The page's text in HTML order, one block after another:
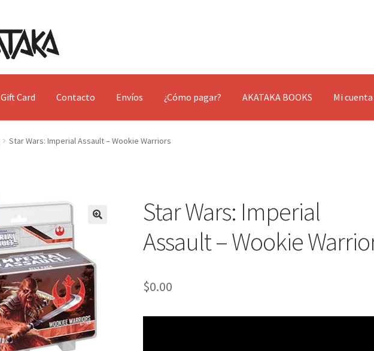
Gift Card Contacto Envíos ¿Cómo pagar? AKATAKA BOOKS Mi cuenta
Star Wars: Imperial Assault – Wookie Warriors
Star Wars: Imperial
Assault – Wookie
$0.00